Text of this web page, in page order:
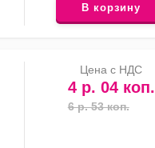
В корзину
Цена с НДС
4 р. 04 коп.
6 р. 53 коп.